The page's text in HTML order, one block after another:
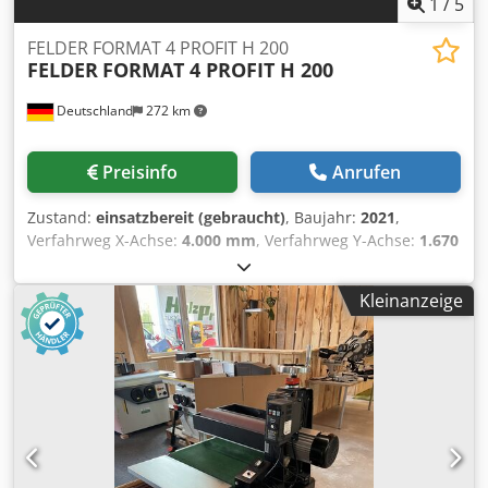
Deutschland 272 km
FELDER FORMAT 4 PROFIT H 200
FELDER FORMAT 4 PROFIT H 200
Preisinfo Anrufen
Zustand: einsatzbereit (gebraucht), Baujahr: 2021,
Verfahrweg X-Achse: 4.000 mm, Verfahrweg Y-Achse: 1.670
500 mm
Dieses 4-Achsen-CNC-Bearbeitungszentrum wurde im Jahr
2020 hergestellt. Es verfügt über eine 12 kW-Frässpindel
mit einem Drehzahlbereich von 1000-24000 U/min und
einer C-Achsen-Rotation von 0-360°. Die Maschine verfügt
über einen 12-Stationen-Linear-Werkzeugwechsler und
einen umfangreichen Bohrkopf mit 16 Spindeln.
Außerdem verfügt sie über ein robustes Sicherheitssystem
mit Lichtschranke. Nutzen Sie die Gelegenheit und kaufen
Sie dieses CNC-Bearbeitungszentrum Felder Format 4
Kleinanzeige